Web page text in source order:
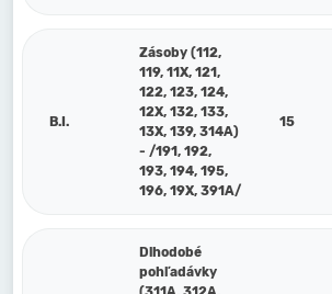
B.I.
Zásoby (112,
119, 11X, 121,
122, 123, 124,
12X, 132, 133,
13X, 139, 314A)
- /191, 192,
193, 194, 195,
196, 19X, 391A/
15
Dlhodobé
pohľadávky